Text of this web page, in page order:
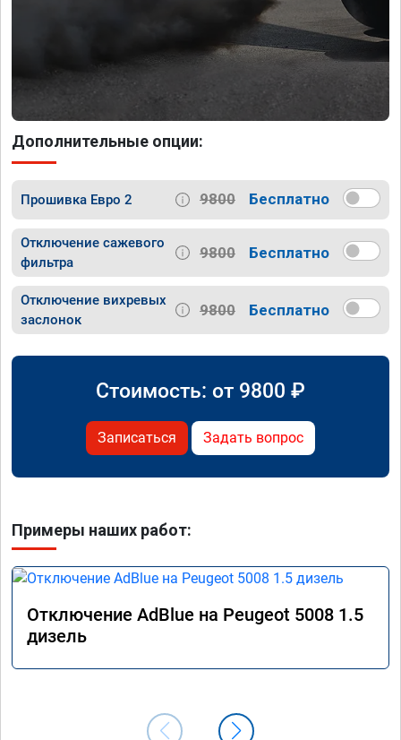
Дополнительные опции:
Прошивка Евро 2 9800 Бесплатно
Отключение сажевого
фильтра
9800 Бесплатно
Отключение вихревых
заслонок
9800 Бесплатно
Стоимость: от 9800 ₽
Записаться Задать вопрос
Примеры наших работ:
Отключение AdBlue на Peugeot 5008 1.5
дизель